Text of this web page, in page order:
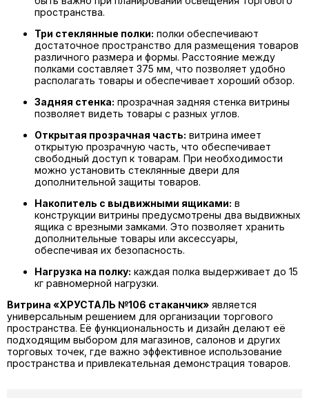
пространства.
Три стеклянные полки: полки обеспечивают
достаточное пространство для размещения товаров
различного размера и формы. Расстояние между
полками составляет 375 мм, что позволяет удобно
располагать товары и обеспечивает хороший обзор.
Задняя стенка: прозрачная задняя стенка витрины
позволяет видеть товары с разных углов.
Открытая прозрачная часть: витрина имеет
открытую прозрачную часть, что обеспечивает
свободный доступ к товарам. При необходимости
можно установить стеклянные двери для
дополнительной защиты товаров.
Накопитель с выдвижными ящиками: в
конструкции витрины предусмотрены два выдвижных
ящика с врезными замками. Это позволяет хранить
дополнительные товары или аксессуары,
обеспечивая их безопасность.
Нагрузка на полку: каждая полка выдерживает до 15
кг равномерной нагрузки.
Витрина «ХРУСТАЛЬ №106 стаканчик» является
универсальным решением для организации торгового
пространства. Её функциональность и дизайн делают её
подходящим выбором для магазинов, салонов и других
торговых точек, где важно эффективное использование
пространства и привлекательная демонстрация товаров.